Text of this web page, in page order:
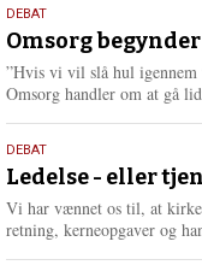
9.
juli
2026
DEBAT
Omsorg
”Hvis vi vil slå hul igennem
Omsorg handler om at gå
10.
juni
2026
DEBAT
Ledelse - eller
Vi har vænnet os til, at
retning, kerneopgaver og